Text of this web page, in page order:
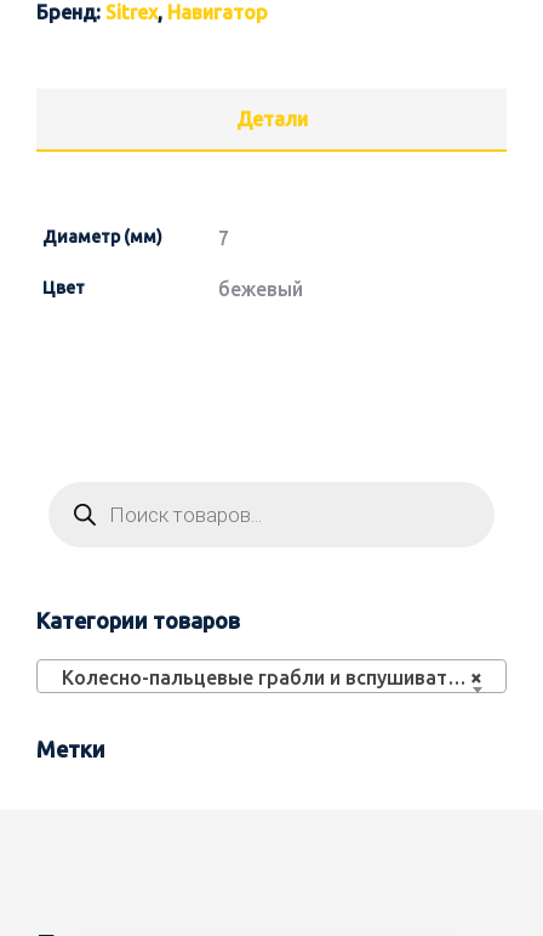
Бренд: Sitrex, Навигатор
Детали
Диаметр (мм) 7
Цвет бежевый
Категории товаров
×
Колесно-пальцевые грабли и вспушиватели (30)
Метки